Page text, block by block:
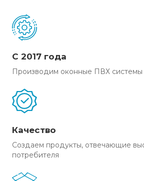
С 2017 года
Производим оконные ПВХ системы
Качество
Создаем продукты, отвечающие
потребителя